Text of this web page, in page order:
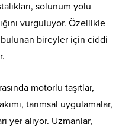
solunum yolu
vurguluyor. Özellikle
bulunan bireyler için ciddi
motorlu taşıtlar,
tarımsal uygulamalar,
yer alıyor. Uzmanlar,